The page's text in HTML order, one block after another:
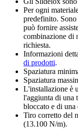
Per ogni
predefinito.
può fornire
combinazione di
richiesta.
Informazioni
di prodotti.
Spaziatura
Spaziatura
L'installazione è
l'aggiunta di una
bloccato e di
Tiro corretto del
(13.100 N/m).